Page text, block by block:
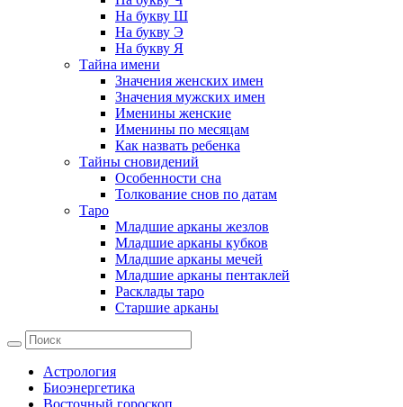
На букву Ш
На букву Э
На букву Я
Тайна имени
Значения женских имен
Значения мужских имен
Именины женские
Именины по месяцам
Как назвать ребенка
Тайны сновидений
Особенности сна
Толкование снов по датам
Таро
Младшие арканы жезлов
Младшие арканы кубков
Младшие арканы мечей
Младшие арканы пентаклей
Расклады таро
Старшие арканы
Астрология
Биоэнергетика
Восточный гороскоп